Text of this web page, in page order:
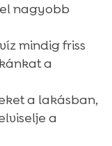
nagyobb
mindig friss
a
a lakásban,
a